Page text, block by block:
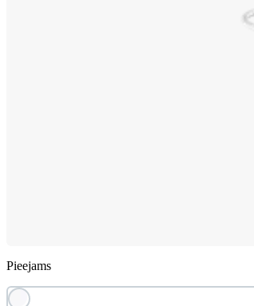
Pieejams